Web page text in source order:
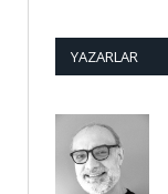
YAZARLAR